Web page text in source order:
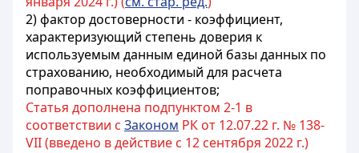
2) фактор достоверности - коэффициент,
характеризующий степень доверия к
используемым данным единой базы данных по
страхованию, необходимый для расчета
поправочных коэффициентов;
Статья дополнена подпунктом 2-1 в
соответствии с Законом РК от 12.07.22 г. № 138-
VII (введено в действие с 12 сентября 2022 г.)